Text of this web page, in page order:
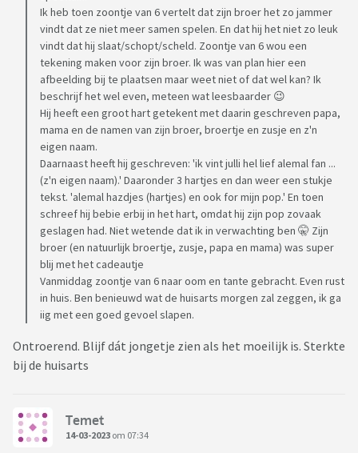
Ik heb toen zoontje van 6 vertelt dat zijn broer het zo jammer
vindt dat ze niet meer samen spelen. En dat hij het niet zo leuk
vindt dat hij slaat/schopt/scheld. Zoontje van 6 wou een
tekening maken voor zijn broer. Ik was van plan hier een
afbeelding bij te plaatsen maar weet niet of dat wel kan? Ik
beschrijf het wel even, meteen wat leesbaarder 😉
Hij heeft een groot hart getekent met daarin geschreven papa,
mama en de namen van zijn broer, broertje en zusje en z'n
eigen naam.
Daarnaast heeft hij geschreven: 'ik vint julli hel lief alemal fan ...
(z'n eigen naam).' Daaronder 3 hartjes en dan weer een stukje
tekst. 'alemal hazdjes (hartjes) en ook for mijn pop.' En toen
schreef hij bebie erbij in het hart, omdat hij zijn pop zovaak
geslagen had. Niet wetende dat ik in verwachting ben 🤫 Zijn
broer (en natuurlijk broertje, zusje, papa en mama) was super
blij met het cadeautje
Vanmiddag zoontje van 6 naar oom en tante gebracht. Even rust
in huis. Ben benieuwd wat de huisarts morgen zal zeggen, ik ga
iig met een goed gevoel slapen.
Ontroerend. Blijf dát jongetje zien als het moeilijk is. Sterkte
bij de huisarts
Temet
14-03-2023 om 07:34